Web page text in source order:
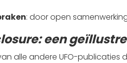
: door open
een
alle andere UFO-publicaties